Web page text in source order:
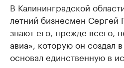
В Калининградской
летний бизнесмен
знают его, прежде всего,
авиа», которую он создал
основал единственную в